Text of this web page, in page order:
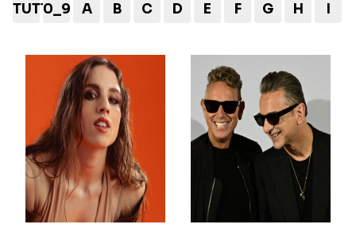
Seguici sui social
TUTTI0_9 A B C D E F G H